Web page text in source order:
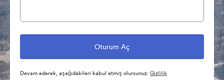
Devam ederek, aşağıdakileri kabul etmiş olursunuz:Gizlilik